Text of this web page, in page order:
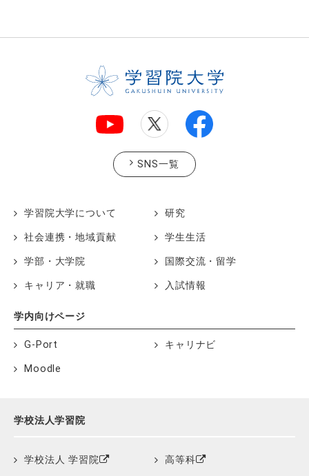
SNS一覧
学習院大学について 研究
社会連携・地域貢献 学生生活
学部・大学院 国際交流・留学
キャリア・就職 入試情報
学内向けページ
G-Port キャリナビ
Moodle
学校法人学習院
学校法人 学習院 高等科